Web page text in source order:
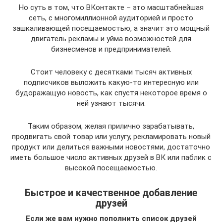
Но суть в том, что ВКонтакте – это масштабнейшая
сеть, с многомиллионной аудиторией и просто
зашкаливающей посещаемостью, а значит это мощный
двигатель рекламы и уйма возможностей для
бизнесменов и предпринимателей.
Стоит человеку с десятками тысяч активных
подписчиков выложить какую-то интересную или
будоражащую новость, как спустя некоторое время о
ней узнают тысячи.
Таким образом, желая прилично зарабатывать,
продвигать свой товар или услугу, рекламировать новый
продукт или делиться важными новостями, достаточно
иметь большое число активных друзей в ВК или паблик с
высокой посещаемостью.
Быстрое и качественное добавление
друзей
Если же вам нужно пополнить список друзей